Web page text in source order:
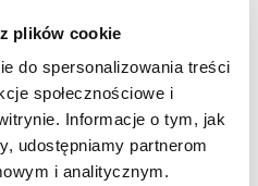
plików cookie
do spersonalizowania treści
społecznościowe i
Informacje o tym, jak
udostępniamy partnerom
i analitycznym.